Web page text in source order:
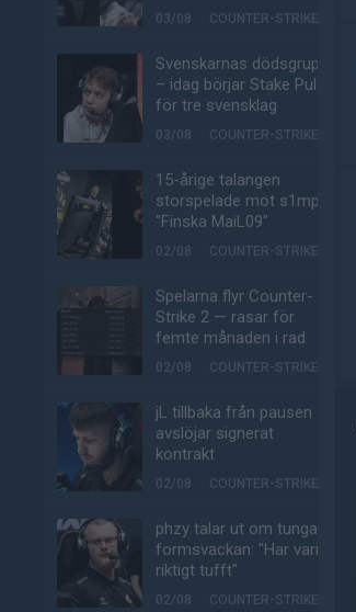
03/08 COUNTER-STRIKE
Svenskarnas dödsgrupp
– idag börjar Stake Pulse
för tre svensklag
03/08 COUNTER-STRIKE
15-årige talangen
storspelade mot s1mple:
"Finska MaiL09"
02/08 COUNTER-STRIKE
Spelarna flyr Counter-
Strike 2 — rasar för
femte månaden i rad
02/08 COUNTER-STRIKE
jL tillbaka från pausen –
avslöjar signerat
kontrakt
02/08 COUNTER-STRIKE
phzy talar ut om tunga
formsvackan: "Har varit
riktigt tufft"
02/08 COUNTER-STRIKE